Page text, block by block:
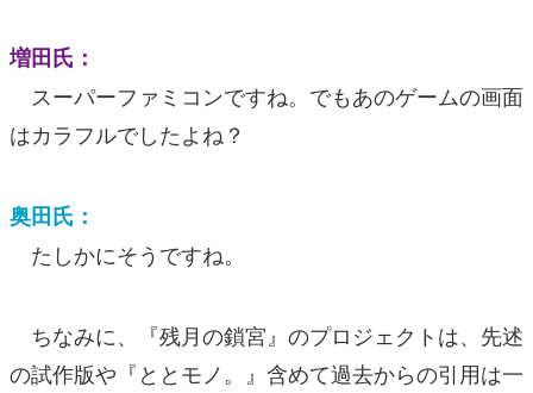
増田氏：
スーパーファミコンですね。でもあのゲームの画面
はカラフルでしたよね？
奥田氏：
たしかにそうですね。
ちなみに、『残月の鎖宮』のプロジェクトは、先述
の試作版や『ととモノ。』含めて過去からの引用は一